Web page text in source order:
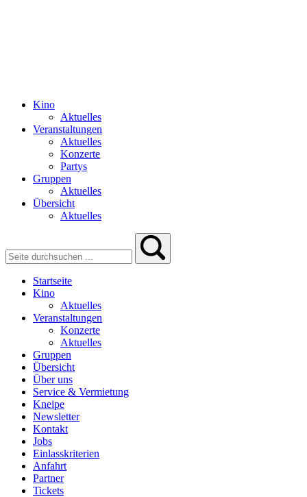
Kino
Aktuelles
Veranstaltungen
Aktuelles
Konzerte
Partys
Gruppen
Aktuelles
Übersicht
Aktuelles
Startseite
Kino
Aktuelles
Veranstaltungen
Konzerte
Aktuelles
Gruppen
Übersicht
Über uns
Service & Vermietung
Kneipe
Newsletter
Kontakt
Jobs
Einlasskriterien
Anfahrt
Partner
Tickets